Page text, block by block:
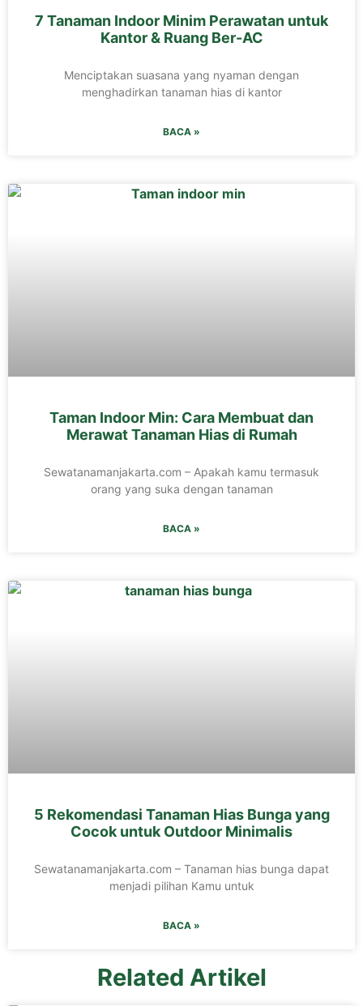
7 Tanaman Indoor Minim Perawatan untuk
Kantor & Ruang Ber-AC
Menciptakan suasana yang nyaman dengan
menghadirkan tanaman hias di kantor
BACA »
Taman Indoor Min: Cara Membuat dan
Merawat Tanaman Hias di Rumah
Sewatanamanjakarta.com – Apakah kamu termasuk
orang yang suka dengan tanaman
BACA »
5 Rekomendasi Tanaman Hias Bunga yang
Cocok untuk Outdoor Minimalis
Sewatanamanjakarta.com – Tanaman hias bunga dapat
menjadi pilihan Kamu untuk
BACA »
Related Artikel